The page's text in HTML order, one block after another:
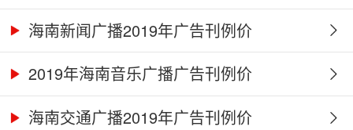
海南新闻广播2019年广告刊例价
2019年海南音乐广播广告刊例价
海南交通广播2019年广告刊例价